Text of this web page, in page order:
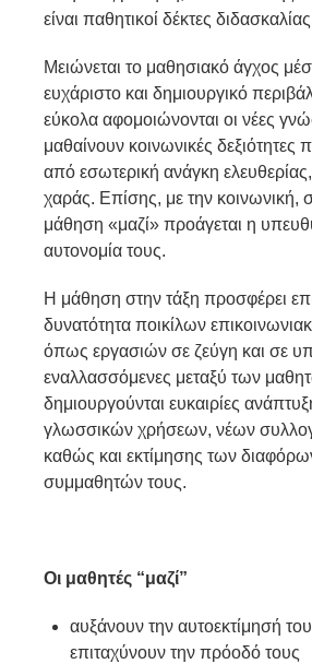
είναι παθητικοί δέκτες
Μειώνεται το μαθησιακό άγχος
ευχάριστο και δημιουργικό
εύκολα αφομοιώνονται οι νέες
μαθαίνουν κοινωνικές δεξιότητες
από εσωτερική ανάγκη
χαράς. Επίσης, με την κοινωνική,
μάθηση «μαζί» προάγεται η
αυτονομία τους.
Η μάθηση στην τάξη προσφέρει
δυνατότητα ποικίλων
όπως εργασιών σε ζεύγη και σε
εναλλασσόμενες μεταξύ των
δημιουργούνται ευκαιρίες
γλωσσικών χρήσεων, νέων
καθώς και εκτίμησης των
συμμαθητών τους.
Οι μαθητές “μαζί”
αυξάνουν την αυτοεκτίμησή
επιταχύνουν την πρόοδό τους